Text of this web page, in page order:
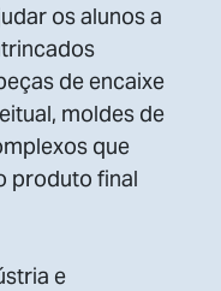
os alunos a
de encaixe
moldes de
que
produto final
e